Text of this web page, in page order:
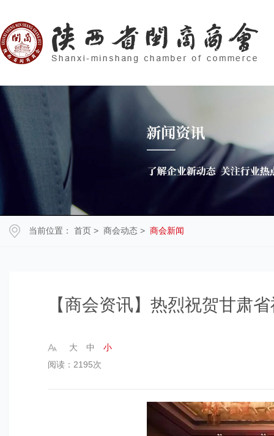
当前位置： 首页 > 商会动态 > 商会新闻
【商会资讯】热烈祝贺甘肃
大 中
小
阅读：2195次